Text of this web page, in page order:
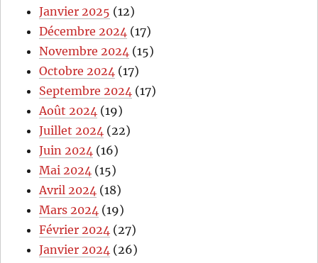
Janvier 2025 (12)
Décembre 2024 (17)
Novembre 2024 (15)
Octobre 2024 (17)
Septembre 2024 (17)
Août 2024 (19)
Juillet 2024 (22)
Juin 2024 (16)
Mai 2024 (15)
Avril 2024 (18)
Mars 2024 (19)
Février 2024 (27)
Janvier 2024 (26)